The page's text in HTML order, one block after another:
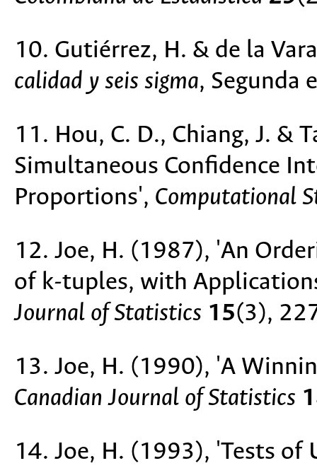
10. Gutiérrez, H. & de la
calidad y seis sigma, Segunda
11. Hou, C. D., Chiang, J. &
Simultaneous Confidence
Proportions', Computational
12. Joe, H. (1987), 'An
of k-tuples, with
Journal of Statistics 15(3),
13. Joe, H. (1990), 'A
Canadian Journal of Statistics
14. Joe, H. (1993), 'Tests